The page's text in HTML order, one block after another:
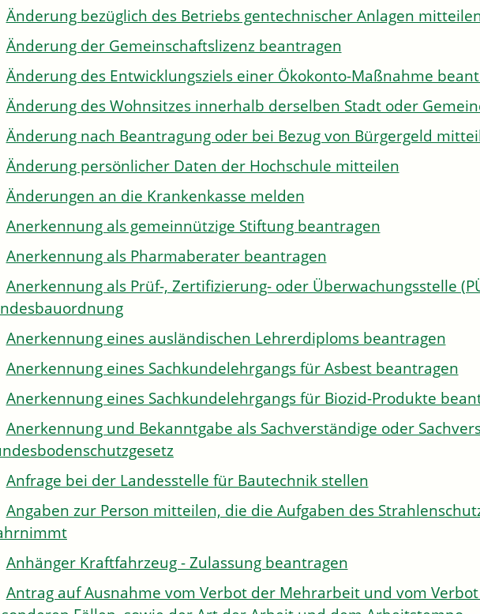
Änderung bezüglich des Betriebs gentechnischer Anlagen
Änderung der Gemeinschaftslizenz beantragen
Änderung des Entwicklungsziels einer Ökokonto-Maßnahme
Änderung des Wohnsitzes innerhalb derselben Stadt oder
Änderung nach Beantragung oder bei Bezug von Bürgergeld
Änderung persönlicher Daten der Hochschule mitteilen
Änderungen an die Krankenkasse melden
Anerkennung als gemeinnützige Stiftung beantragen
Anerkennung als Pharmaberater beantragen
Anerkennung als Prüf-, Zertifizierung- oder Überwachungsstelle
Anerkennung eines ausländischen Lehrerdiploms beantragen
Anerkennung eines Sachkundelehrgangs für Asbest beantragen
Anerkennung eines Sachkundelehrgangs für Biozid-Produkte
Anerkennung und Bekanntgabe als Sachverständige oder
Anfrage bei der Landesstelle für Bautechnik stellen
Angaben zur Person mitteilen, die die Aufgaben des
Anhänger Kraftfahrzeug - Zulassung beantragen
Antrag auf Ausnahme vom Verbot der Mehrarbeit und vom